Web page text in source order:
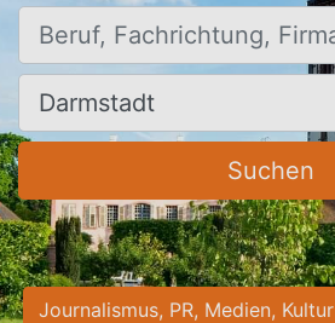
Beruf, Fachrichtung, Firma
Ort, Stadt
Suchen
Journalismus, PR, Medien, Kultur